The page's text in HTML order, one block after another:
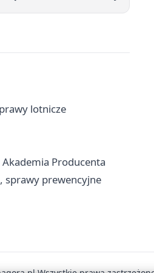
lotnicze
Producenta
sprawy prewencyjne